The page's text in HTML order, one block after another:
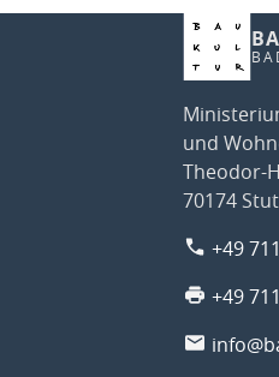
und
Theodor-
70174
+49
+49